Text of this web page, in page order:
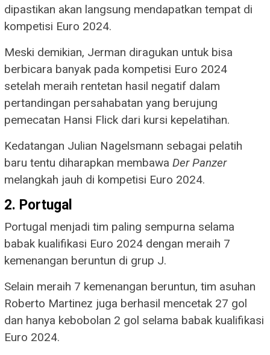
dipastikan akan langsung mendapatkan tempat di
kompetisi Euro 2024.
Meski demikian, Jerman diragukan untuk bisa
berbicara banyak pada kompetisi Euro 2024
setelah meraih rentetan hasil negatif dalam
pertandingan persahabatan yang berujung
pemecatan Hansi Flick dari kursi kepelatihan.
Kedatangan Julian Nagelsmann sebagai pelatih
baru tentu diharapkan membawa Der Panzer
melangkah jauh di kompetisi Euro 2024.
2. Portugal
Portugal menjadi tim paling sempurna selama
babak kualifikasi Euro 2024 dengan meraih 7
kemenangan beruntun di grup J.
Selain meraih 7 kemenangan beruntun, tim asuhan
Roberto Martinez juga berhasil mencetak 27 gol
dan hanya kebobolan 2 gol selama babak kualifikasi
Euro 2024.